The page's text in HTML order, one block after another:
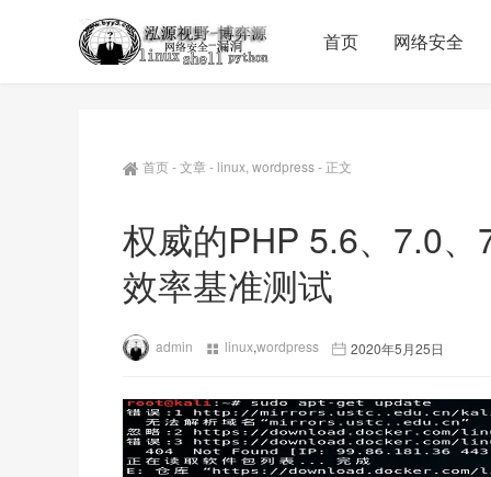
首页 网络安全
首页-文章- linux wordpress- 正文
权威的PHP 5.6、7.0
效率基准测试
admin linux,wordpress 2020年5月25日